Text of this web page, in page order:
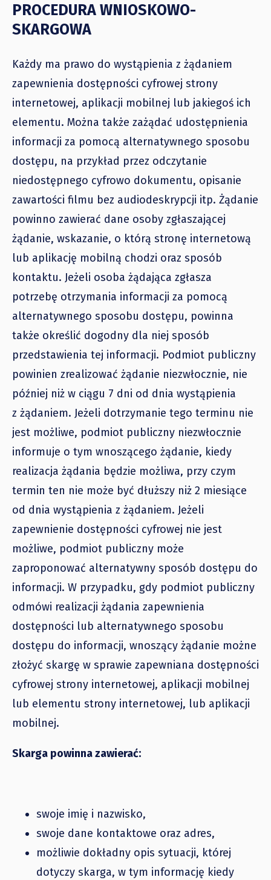
PROCEDURA WNIOSKOWO-
SKARGOWA
Każdy ma prawo do wystąpienia z żądaniem
zapewnienia dostępności cyfrowej strony
internetowej, aplikacji mobilnej lub jakiegoś ich
elementu. Można także zażądać udostępnienia
informacji za pomocą alternatywnego sposobu
dostępu, na przykład przez odczytanie
niedostępnego cyfrowo dokumentu, opisanie
zawartości filmu bez audiodeskrypcji itp. Żądanie
powinno zawierać dane osoby zgłaszającej
żądanie, wskazanie, o którą stronę internetową
lub aplikację mobilną chodzi oraz sposób
kontaktu. Jeżeli osoba żądająca zgłasza
potrzebę otrzymania informacji za pomocą
alternatywnego sposobu dostępu, powinna
także określić dogodny dla niej sposób
przedstawienia tej informacji. Podmiot publiczny
powinien zrealizować żądanie niezwłocznie, nie
później niż w ciągu 7 dni od dnia wystąpienia
z żądaniem. Jeżeli dotrzymanie tego terminu nie
jest możliwe, podmiot publiczny niezwłocznie
informuje o tym wnoszącego żądanie, kiedy
realizacja żądania będzie możliwa, przy czym
termin ten nie może być dłuższy niż 2 miesiące
od dnia wystąpienia z żądaniem. Jeżeli
zapewnienie dostępności cyfrowej nie jest
możliwe, podmiot publiczny może
zaproponować alternatywny sposób dostępu do
informacji. W przypadku, gdy podmiot publiczny
odmówi realizacji żądania zapewnienia
dostępności lub alternatywnego sposobu
dostępu do informacji, wnoszący żądanie możne
złożyć skargę w sprawie zapewniana dostępności
cyfrowej strony internetowej, aplikacji mobilnej
lub elementu strony internetowej, lub aplikacji
mobilnej.
Skarga powinna zawierać:
swoje imię i nazwisko,
swoje dane kontaktowe oraz adres,
możliwie dokładny opis sytuacji, której
dotyczy skarga, w tym informację kiedy